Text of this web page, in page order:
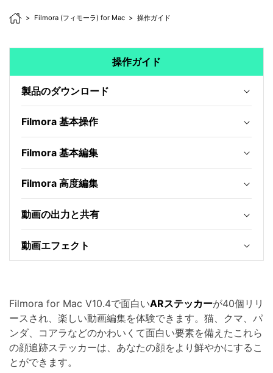
Filmora (フィモーラ) for Mac 操作ガイド
操作ガイド
製品のダウンロード
Filmora 基本操作
Filmora 基本編集
Filmora 高度編集
動画の出力と共有
動画エフェクト
Filmora for Mac V10.4で面白いARステッカーが40個リリ
ースされ、楽しい動画編集を体験できます。猫、クマ、パ
ンダ、コアラなどのかわいくて面白い要素を備えたこれら
の顔追跡ステッカーは、あなたの顔をより鮮やかにするこ
とができます。